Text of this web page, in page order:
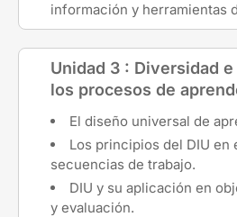
información y herramientas
Unidad 3 : Diversidad
los procesos de
El diseño universal de
Los principios del DIU en
secuencias de trabajo.
DIU y su aplicación en
y evaluación.